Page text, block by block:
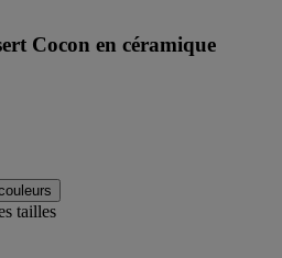
Cocon en céramique
tailles